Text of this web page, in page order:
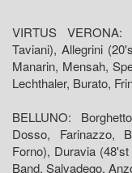
VIRTUS
Taviani), Allegrini
Manarin, Mensah,
Lechthaler, Burato,
BELLUNO:
Dosso, Farinazzo,
Forno), Duravia
Band, Salvadego,